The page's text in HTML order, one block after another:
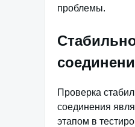
проблемы.
Проверка
соединения
этапом в